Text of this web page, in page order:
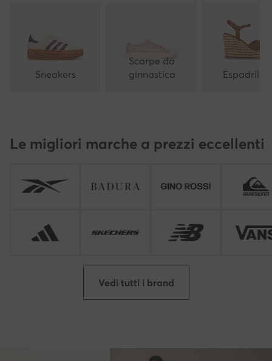
Sneakers
Scarpe da
ginnastica
Espadrillas
Le migliori marche a prezzi eccellenti
Vedi tutti i brand